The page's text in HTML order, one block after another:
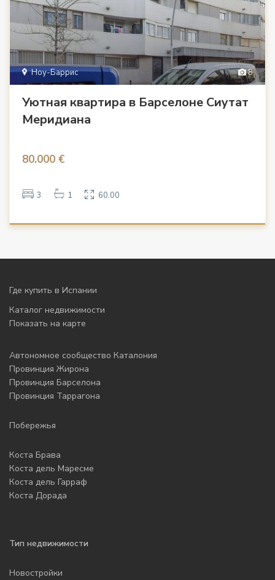
8
Ноу-Баррис
Уютная квартира в Барселоне Сиутат
Меридиана
80.000 €
3 1 60.00
Где купить в Испании
Каталог недвижимости
Показать на карте
Автономное сообщество Каталония
Провинция Жирона
Провинция Барселона
Провинция Таррагона
Побережья
Коста Брава
Коста дель Маресме
Коста дель Гарраф
Коста Дорада
Тип недвижимости
Новостройки